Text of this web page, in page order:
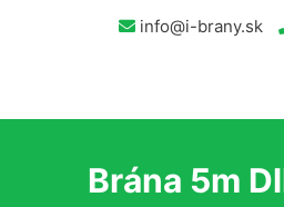
info@i-brany.sk
Brána 5m